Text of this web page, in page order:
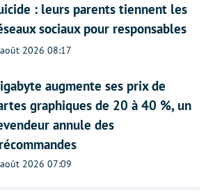
: leurs parents tiennent les
sociaux pour responsables
2026 08:17
augmente ses prix de
graphiques de 20 à 40 %, un
annule des
2026 07:09